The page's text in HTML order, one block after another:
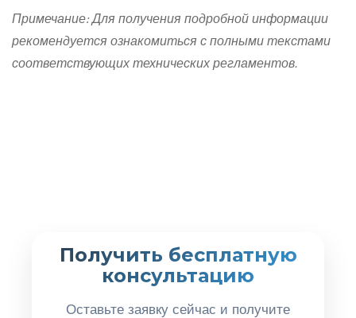
Примечание: Для получения подробной информации
рекомендуется ознакомиться с полными текстами
соответствующих технических регламентов.
Получить бесплатную
консультацию
Оставьте заявку сейчас и получите